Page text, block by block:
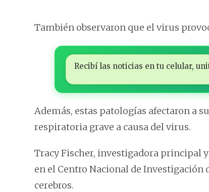
También observaron que el virus
Recibí las noticias en tu celular,
Además, estas patologías afectaron a
respiratoria grave a causa del virus.
Tracy Fischer, investigadora principal
en el Centro Nacional de Investigación
cerebros.